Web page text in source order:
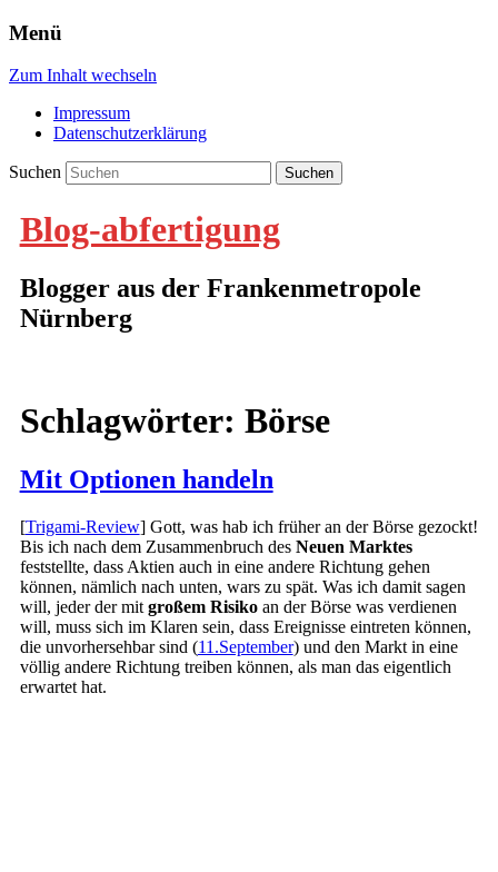
Menü
Zum Inhalt wechseln
Impressum
Datenschutzerklärung
Suchen
Blog-abfertigung
Blogger aus der Frankenmetropole
Nürnberg
Schlagwörter: Börse
Mit Optionen handeln
[Trigami-Review]Gott, was hab ich früher an der Börse gezockt!
Bis ich nach dem Zusammenbruch des Neuen Marktes
feststellte, dass Aktien auch in eine andere Richtung gehen
können, nämlich nach unten, wars zu spät. Was ich damit sagen
will, jeder der mit großem Risikoan der Börse was verdienen
will, muss sich im Klaren sein, dass Ereignisse eintreten können,
die unvorhersehbar sind (11.September) und den Markt in eine
völlig andere Richtung treiben können, als man das eigentlich
erwartet hat.